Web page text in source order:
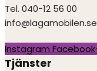
Tel. 040-12 56 00
info@lagamobilen.se
Instagram
Tjänster